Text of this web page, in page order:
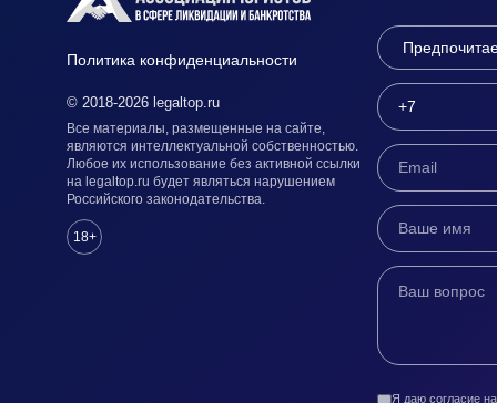
Политика конфиденциальности
© 2018-2026 legaltop.ru
Все материалы, размещенные на сайте,
являются интеллектуальной собственностью.
Любое их использование без активной ссылки
на legaltop.ru будет являться нарушением
Российского законодательства.
18+
Я даю согласие